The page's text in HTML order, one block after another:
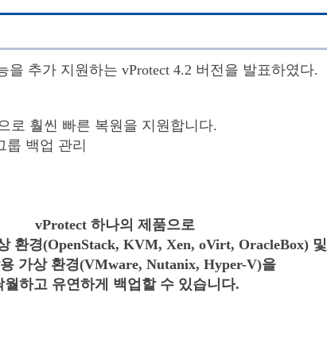
추가 지원하는 vProtect 4.2 버전을 발표하였다.
로 훨씬 빠른 복원을 지원합니다.
룹 백업 관리
vProtect 하나의 제품으로
환경(OpenStack, KVM, Xen, oVirt, OracleBox) 및
가상 환경(VMware, Nutanix, Hyper-V)을
월하고 유연하게 백업할 수 있습니다.